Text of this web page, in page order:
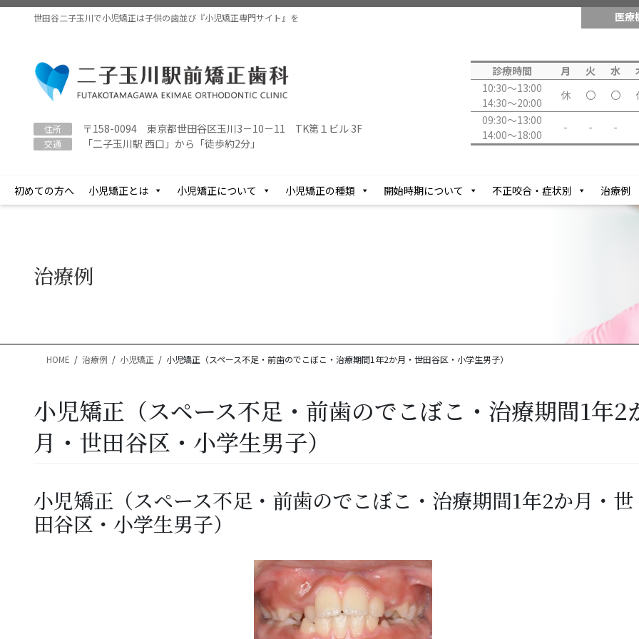
コ
ナ
世田谷二子玉川で小児矯正は子供の歯並び『小児矯正専門サイト』を 医療
診療時間 月 火 水
10:30～13:00
14:30～20:00
休 〇 〇
09:30～13:00
14:00～18:00
- - -
住所 〒158-0094 東京都世田谷区玉川3－10－11 TK第１ビル 3F
交通 「二子玉川駅 西口」から「徒歩約2分」
初めての方へ 小児矯正とは 小児矯正について 小児矯正の種類 開始時期について 不正咬合・症状別 治療例
治療例
HOME 治療例 小児矯正 小児矯正（スペース不足・前歯のでこぼこ・治療期間1年2か月・世田谷区・小学生男子）
小児矯正（スペース不足・前歯のでこぼこ・治療期間1年2
月・世田谷区・小学生男子）
小児矯正（スペース不足・前歯のでこぼこ・治療期間1年2か月・世
田谷区・小学生男子）